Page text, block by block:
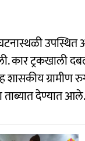
कार ट्रकखाली
ग्रामीण
ताब्यात देण्यात आले.